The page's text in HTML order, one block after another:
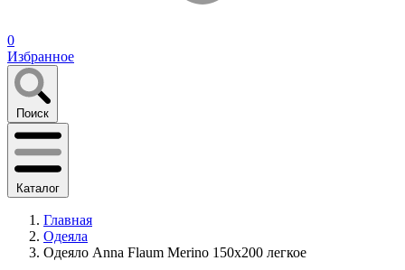
0
Избранное
Поиск
Каталог
Главная
Одеяла
Одеяло Anna Flaum Merino 150х200 легкое